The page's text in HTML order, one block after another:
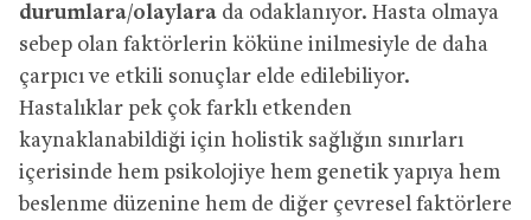
durumlara/olaylara da odaklanıyor. Hasta olmaya
sebep olan faktörlerin köküne inilmesiyle de daha
çarpıcı ve etkili sonuçlar elde edilebiliyor.
Hastalıklar pek çok farklı etkenden
kaynaklanabildiği için holistik sağlığın sınırları
içerisinde hem psikolojiye hem genetik yapıya hem
beslenme düzenine hem de diğer çevresel faktörlere